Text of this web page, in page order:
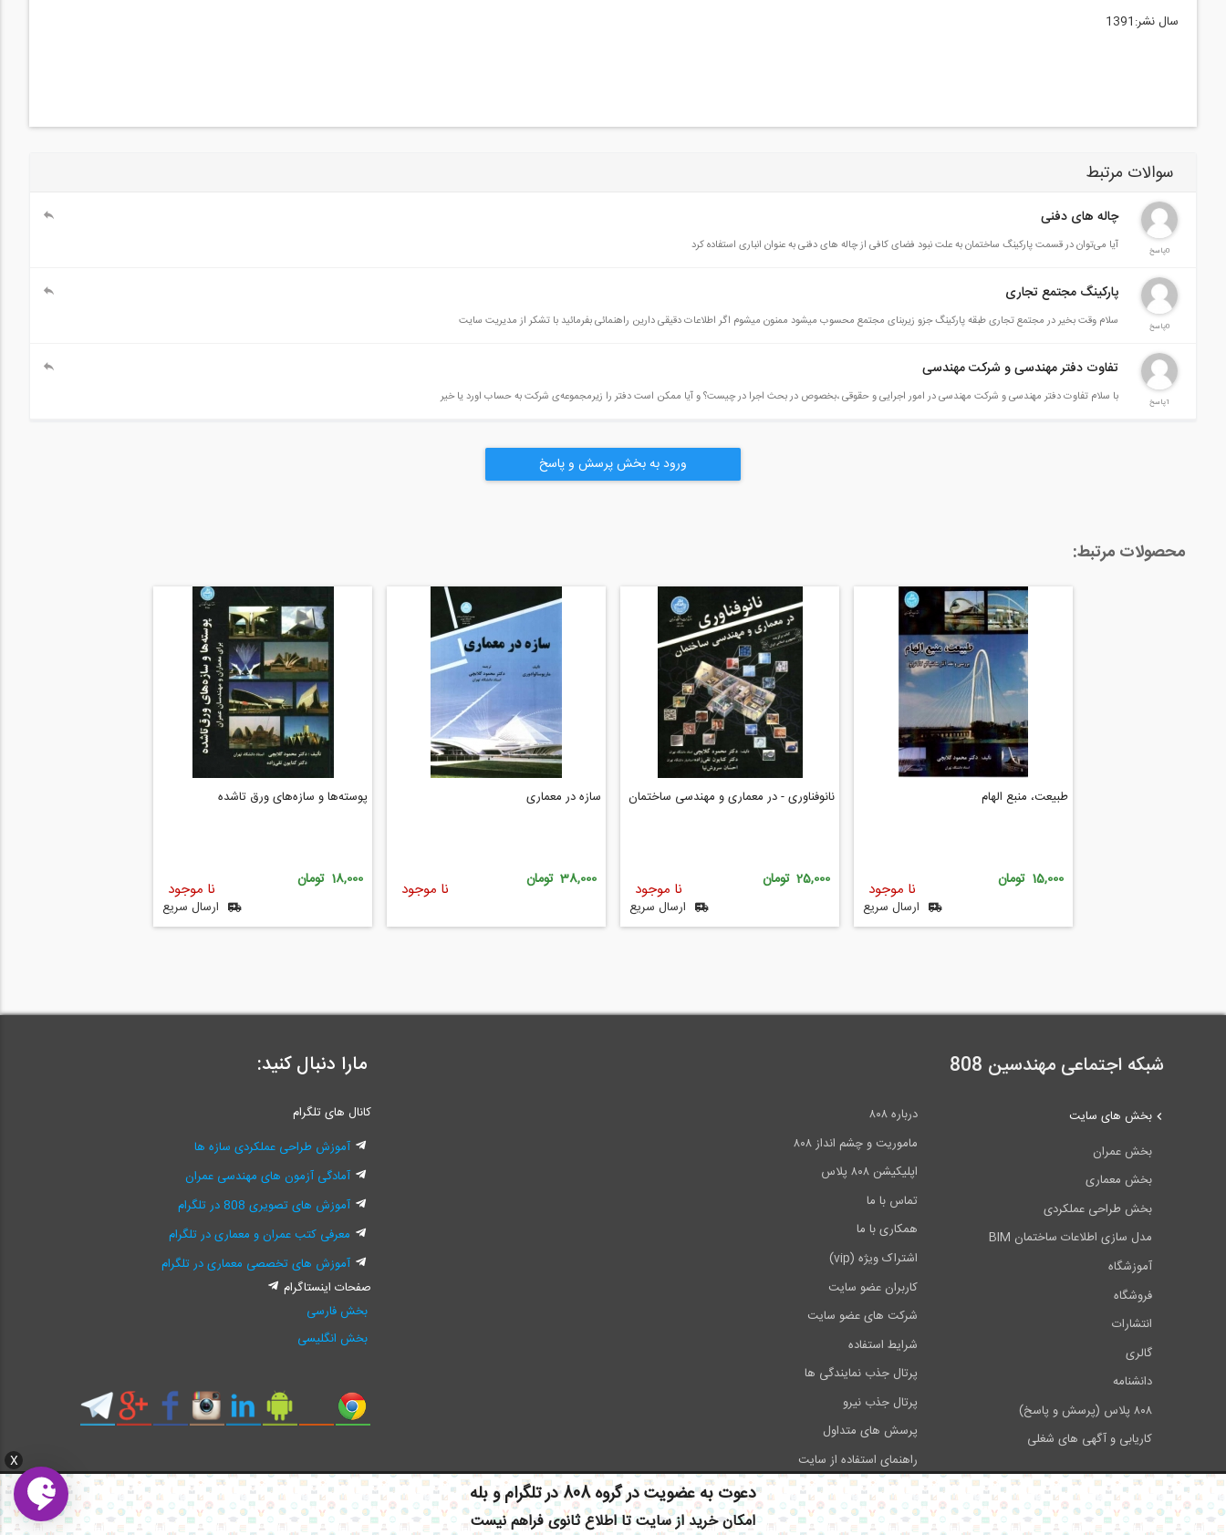
X
دعوت به عضویت در گروه 808 در تلگرام و بله
امکان خرید از سایت تا اطلاع ثانوی فراهم نیست
سال نشر:1391
سوالات مرتبط
0پاسخ
چاله های دفنی
آیا می‌توان در قسمت پارکینگ ساختمان به علت نبود فضای کافی از چاله های دفنی به عنوان انباری استفاده کرد
0پاسخ
پارکینگ مجتمع تجاری
سلام وقت بخیر در مجتمع تجاری طبقه پارکینگ جزو زیربنای مجتمع محسوب میشود ممنون میشوم اگر اطلاعات دقیقی دارین راهنمائی بفرمائید با تشکر از مدیریت سایت
1پاسخ
تفاوت دفتر مهندسی و شرکت مهندسی
با سلام تفاوت دفتر مهندسی و شرکت مهندسی در امور اجرایی و حقوقی ،بخصوص در بحث اجرا در چیست؟ و آیا ممکن است دفتر را زیرمجموعه‌ی شرکت به حساب اورد یا خیر
ورود به بخش پرسش و پاسخ
محصولات مرتبط:
طبیعت، منبع الهام
15,000 تومان نا موجود
ارسال سریع
نانوفناوری - در معماری و مهندسی ساختمان
25,000 تومان نا موجود
ارسال سریع
سازه در معماری
38,000 تومان نا موجود
پوسته‌ها و سازه‌های ورق تاشده
18,000 تومان نا موجود
ارسال سریع
شبکه اجتماعی مهندسین 808
درباره ۸۰۸
ماموریت و چشم انداز ۸۰۸
اپلیکیشن ۸۰۸ پلاس
تماس با ما
همکاری با ما
اشتراک ویژه (vip)
کاربران عضو سایت
شرکت های عضو سایت
شرایط استفاده
پرتال جذب نمایندگی ها
پرتال جذب نیرو
پرسش های متداول
راهنمای استفاده از سایت
تبلیغات در سایت
بخش های سایت
بخش عمران
بخش معماری
بخش طراحی عملکردی
مدل سازی اطلاعات ساختمان BIM
آموزشگاه
فروشگاه
انتشارات
گالری
دانشنامه
۸۰۸ پلاس (پرسش و پاسخ)
کاریابی و آگهی های شغلی
مارا دنبال کنید:
کانال های تلگرام
آموزش طراحی عملکردی سازه ها
آمادگی آزمون های مهندسی عمران
آموزش های تصویری 808 در تلگرام
معرفی کتب عمران و معماری در تلگرام
آموزش های تخصصی معماری در تلگرام
صفحات اینستاگرام
بخش فارسی
بخش انگلیسی